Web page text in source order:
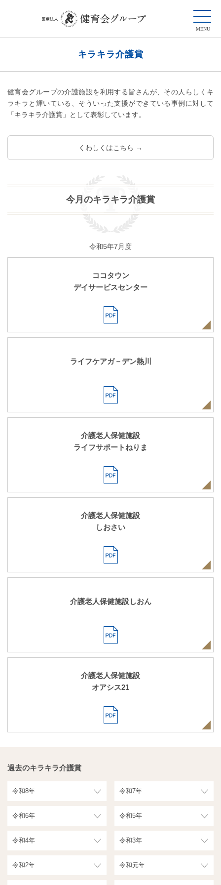
キラキラ介護賞
健育会グループの介護施設を利用する皆さんが、その人らしくキ
ラキラと輝いている、そういった支援ができている事例に対して
「キラキラ介護賞」として表彰しています。
くわしくはこちら →
今月のキラキラ介護賞
令和5年7月度
ココタウン
デイサービスセンター
ライフケアガ－デン熱川
介護老人保健施設
ライフサポートねりま
介護老人保健施設
しおさい
介護老人保健施設しおん
介護老人保健施設
オアシス21
過去のキラキラ介護賞